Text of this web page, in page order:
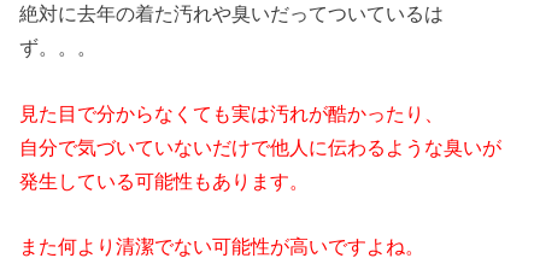
絶対に去年の着た汚れや臭いだってついているは
ず。。。
見た目で分からなくても実は汚れが酷かったり、
自分で気づいていないだけで他人に伝わるような臭いが
発生している可能性もあります。
また何より清潔でない可能性が高いですよね。